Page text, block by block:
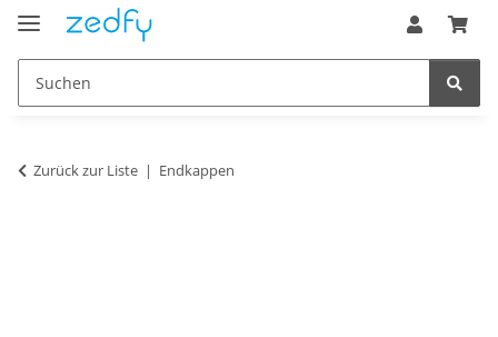
Zurück zur Liste Endkappen